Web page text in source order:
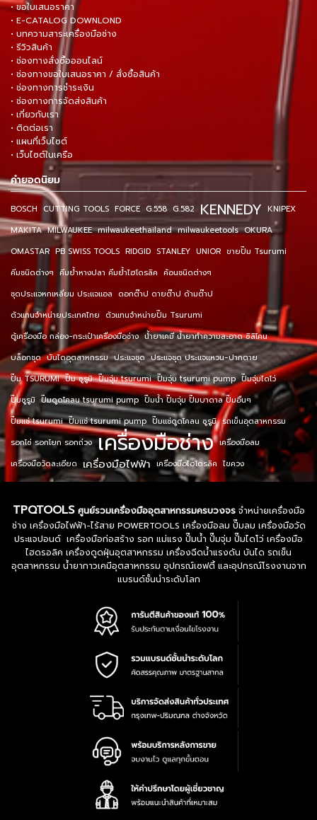
• ขอใบเสนอราคา
• E-CATALOG DOWNLOND
• บทความสาระเครื่องมือช่าง
• รีวิวสินค้า
• ช่องทางสั่งซื้อออนไลน์
• ช่องทางขอใบเสนอราคา / สั่งซื้อสินค้า
• ช่องทางการชำระเงิน
• ช่องทางการจัดส่งสินค้า
• เกี่ยวกับเรา
• ติดต่อเรา
• แผนที่เว็บไซต์
• เว็บไซต์ในเครือ
คำยอดนิยม
BOSCH CUTTING TOOLS FORCE G.558 G.582 KENNEDY KNIPEX
MAKITA MILWAUKEE milwaukeethailand milwaukeetools OKURA
OMASTAR PB SWISS TOOLS RIDGID STANLEY UNIOR ขายปั๊ม Tsurumi
คีมชนิดต่างๆ คีมย้ำหางปลา คีมย้ำไฮโดรลิค ค้อนชนิดต่างๆ
ชุดประแจหกเหลี่ยม ประแจแอล ดอกต๊าป ดายต๊าป ด้ามต๊าป
ตัวแทนจำหน่ายประเทศไทย ตัวแทนจำหน่ายปั๊ม Tsurumi
ตู้เครื่องมือ กล่อง-กระเป๋าเครื่องมือช่าง น้ำยาเคมี น้ำยาทำความสะอาด ซิลิโคน
บล็อกชุด บันไดอุตสาหกรรม ประแจชุด ประแจชุด ประแจแหวน-ปากตาย
ปั๊ม TSURUMI ปั๊ม ซูรูมิ ปั๊มจุ่ม tsurumi ปั๊มจุ่ม tsurumi pump ปั๊มจุ่มไดโว่
ปั๊มซูรูมิ ปั๊มดูดโคลน tsurumi pump ปั๊มน้ำ ปั๊มจุ่ม ปั๊มบาดาล ปั๊มอื่นๆ
ปั๊มแช่ tsurumi ปั๊มแช่ tsurumi pump ปั๊มแช่ดูดโคลน ซูรูมิ รถเข็นอุตสาหกรรม
รอกโซ่ รอกโยก รอกถ่วง เครื่องมือช่าง เครื่องมือลม
เครื่องมือวัดละเอียด เครื่องมือไฟฟ้า เครื่องมือไฮโดรลิค ไขควง
TPQTOOLS ศูนย์รวมเครื่องมืออุตสาหกรรมครบวงจรจำหน่ายเครื่องมือ
ช่าง เครื่องมือไฟฟ้า-ไร้สาย POWERTOOLS เครื่องมือลม ปั๊มลม เครื่องมือวัด
ประแจปอนด์ เครื่องมือก่อสร้าง รอก แม่แรง ปั๊มน้ำ ปั๊มจุ่ม ปั๊มไดโว่ เครื่องมือ
ไฮดรอลิค เครื่องดูดฝุ่นอุตสาหกรรม เครื่องฉีดน้ำแรงดัน บันได รถเข็น
อุตสาหกรรม น้ำยากาวเคมีอุตสาหกรรม อุปกรณ์เซฟตี้ และอุปกรณ์โรงงานจาก
แบรนด์ชั้นนำระดับโลก